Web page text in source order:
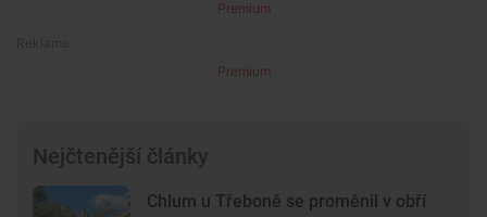
Premium
Premium
Nejčtenější články
Chlum u Třeboně se proměnil v obří